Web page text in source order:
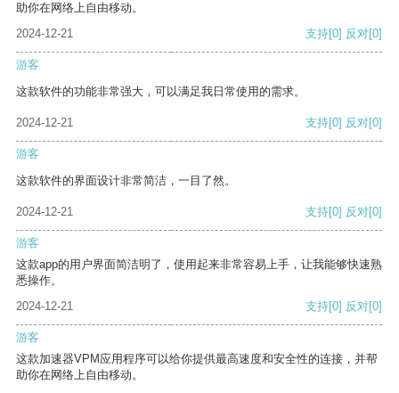
助你在网络上自由移动。
2024-12-21
支持[0] 反对[0]
游客
这款软件的功能非常强大，可以满足我日常使用的需求。
2024-12-21 支持[0] 反对[0]
游客
这款软件的界面设计非常简洁，一目了然。
2024-12-21 支持[0] 反对[0]
游客
这款app的用户界面简洁明了，使用起来非常容易上手，让我能够快速熟
悉操作。
2024-12-21
支持[0] 反对[0]
游客
这款加速器VPM应用程序可以给你提供最高速度和安全性的连接，并帮
助你在网络上自由移动。